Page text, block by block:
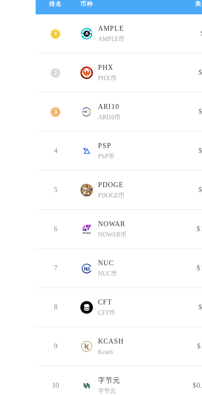
排名 币种
1
AMPLE
AMPLE币
2
PHX
PHX币
3
ARI10
ARI10币
4
PSP
PSP币
5
PDOGE
PDOGE币
6
NOWAR
NOWAR币
7
NUC
NUC币
8
CFT
CFT币
9
KCASH
Kcash
10
字节元
字节元